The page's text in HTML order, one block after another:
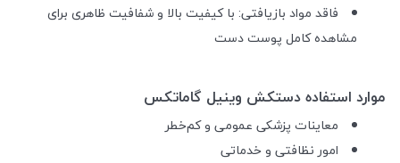
فاقد مواد بازیافتی: با کیفیت بالا و شفافیت ظاهری برای
مشاهده کامل پوست دست
موارد استفاده دستکش وینیل گاماتکس
معاینات پزشکی عمومی و کم‌خطر
امور نظافتی و خدماتی